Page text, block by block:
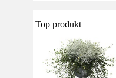
Top produkt